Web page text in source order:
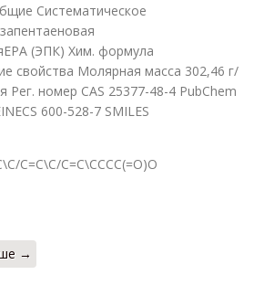
Систематическое
(ЭПК) Хим. формула
свойства Молярная масса 302,46 г/
Рег. номер CAS 25377-48-4 PubChem
600-528-7 SMILES
C=C\C/C=C\CCCC(=O)O
→